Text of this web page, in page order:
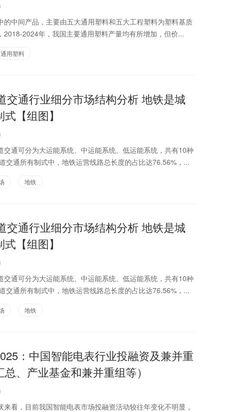
的中间产品，主要由五大通用塑料和五大工程塑料为塑料基质
2018-2024年，我国主要通用塑料产量均有所增加，但价...
通用塑料
交通行业细分市场结构分析 地铁是城
【组图】
通可分为大运能系统、中运能系统、低运能系统，共有10种
交通所有制式中，地铁运营线路总长度的占比达76.56%，...
地铁
交通行业细分市场结构分析 地铁是城
【组图】
通可分为大运能系统、中运能系统、低运能系统，共有10种
交通所有制式中，地铁运营线路总长度的占比达76.56%，...
地铁
：中国智能电表行业投融资及兼并重
、产业基金和兼并重组等）
看，目前我国智能电表市场投融资活动较往年变化不明显，